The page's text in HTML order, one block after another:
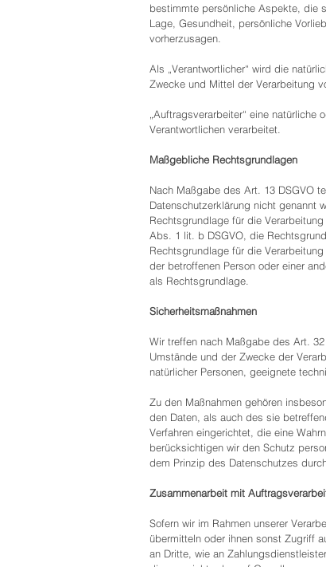
bestimmte persönliche Aspekte, die
Lage, Gesundheit, persönliche
vorherzusagen.
Als „Verantwortlicher“ wird die
Zwecke und Mittel der Verarbeitung
„Auftragsverarbeiter“ eine
Verantwortlichen verarbeitet.
Maßgebliche Rechtsgrundlagen
Nach Maßgabe des Art. 13 DSGVO
Datenschutzerklärung nicht genannt
Rechtsgrundlage für die
Abs. 1 lit. b DSGVO, die
Rechtsgrundlage für die
der betroffenen Person oder einer
als Rechtsgrundlage.
Sicherheitsmaßnahmen
Wir treffen nach Maßgabe des Art.
Umstände und der Zwecke der
natürlicher Personen, geeignete
Zu den Maßnahmen gehören
den Daten, als auch des sie
Verfahren eingerichtet, die eine
berücksichtigen wir den Schutz
dem Prinzip des Datenschutzes
Zusammenarbeit mit
Sofern wir im Rahmen unserer
übermitteln oder ihnen sonst Zugriff
an Dritte, wie an